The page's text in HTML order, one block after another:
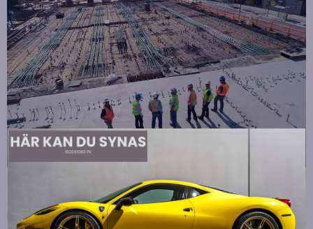
Strategiska tillskott till OHLA Sveriges ledning
Publiceradjuli 10, 2026